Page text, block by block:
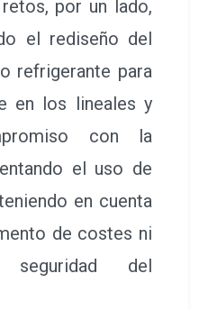
por un lado,
el rediseño del
refrigerante para
en los lineales y
con la
el uso de
en cuenta
de costes ni
seguridad del